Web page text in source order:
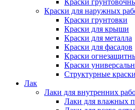
Краски
Краски для наружных
Краски грунтовки
Краски для крыши
Краски для металла
Краски для фасадов
Краски
Краски
Структурные краски
Лак
Лаки для внутренних
Лаки для влажных